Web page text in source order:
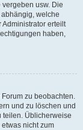
usw. Die
welche
erteilt
haben,
zu beobachten.
und zu löschen und
teilen. Üblicherweise
etwas nicht zum